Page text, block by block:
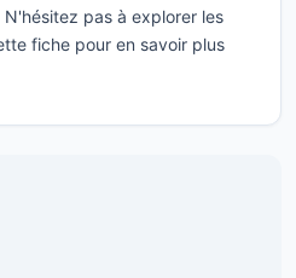
pas à explorer les
fiche pour en savoir plus